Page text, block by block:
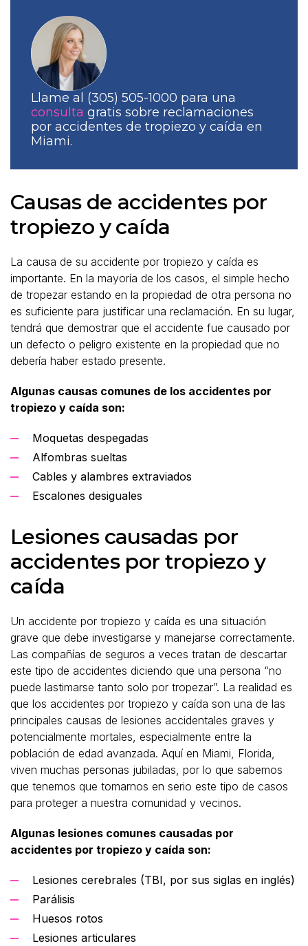
Llame al (305) 505-1000 para una
consulta gratis sobre reclamaciones
por accidentes de tropiezo y caída en
Miami.
Causas de accidentes por
tropiezo y caída
La causa de su accidente por tropiezo y caída es
importante. En la mayoría de los casos, el simple hecho
de tropezar estando en la propiedad de otra persona no
es suficiente para justificar una reclamación. En su lugar,
tendrá que demostrar que el accidente fue causado por
un defecto o peligro existente en la propiedad que no
debería haber estado presente.
Algunas causas comunes de los accidentes por
tropiezo y caída son:
Moquetas despegadas
Alfombras sueltas
Cables y alambres extraviados
Escalones desiguales
Lesiones causadas por
accidentes por tropiezo y
caída
Un accidente por tropiezo y caída es una situación
grave que debe investigarse y manejarse correctamente.
Las compañías de seguros a veces tratan de descartar
este tipo de accidentes diciendo que una persona “no
puede lastimarse tanto solo por tropezar”. La realidad es
que los accidentes por tropiezo y caída son una de las
principales causas de lesiones accidentales graves y
potencialmente mortales, especialmente entre la
población de edad avanzada. Aquí en Miami, Florida,
viven muchas personas jubiladas, por lo que sabemos
que tenemos que tomarnos en serio este tipo de casos
para proteger a nuestra comunidad y vecinos.
Algunas lesiones comunes causadas por
accidentes por tropiezo y caída son:
Lesiones cerebrales (TBI, por sus siglas en inglés)
Parálisis
Huesos rotos
Lesiones articulares